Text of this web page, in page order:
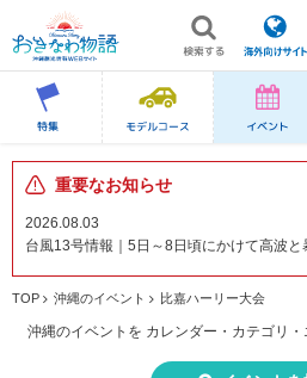
重要なお知らせ
2026.08.03
台風13号情報｜5日～8日頃にかけて高波と
TOP 沖縄のイベント 比嘉ハーリー大会
沖縄のイベントを カレンダー・カテゴリ